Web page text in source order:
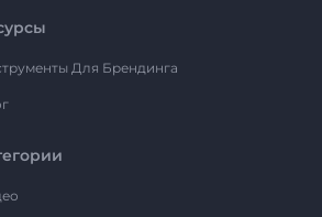
Для Брендинга